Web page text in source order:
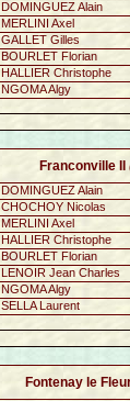
DOMINGUEZ Alain
MERLINI Axel
GALLET Gilles
BOURLET Florian
HALLIER Christophe
NGOMA Algy
Franconville II
DOMINGUEZ Alain
CHOCHOY Nicolas
MERLINI Axel
HALLIER Christophe
BOURLET Florian
LENOIR Jean Charles
NGOMA Algy
SELLA Laurent
Fontenay le